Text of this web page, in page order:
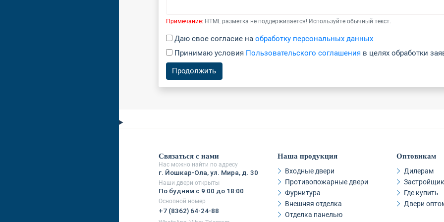
Примечание: HTML разметка не поддерживается! Используйте обычный текст.
Даю свое согласие на обработку персональных данных
Принимаю условия Пользовательского соглашения в целях обработки
Продолжить
Связаться с нами
Нас можно найти по адресу
г. Йошкар-Ола, ул. Мира, д. 30
Наши двери открыты
По будням с 9:00 до 18:00
Основной номер
+7 (8362) 64-24-88
Наша продукция
Входные двери
Противопожарные двери
Фурнитура
Внешняя отделка
Отделка панелью
Оптовикам
Дилерам
Где купить
Двери